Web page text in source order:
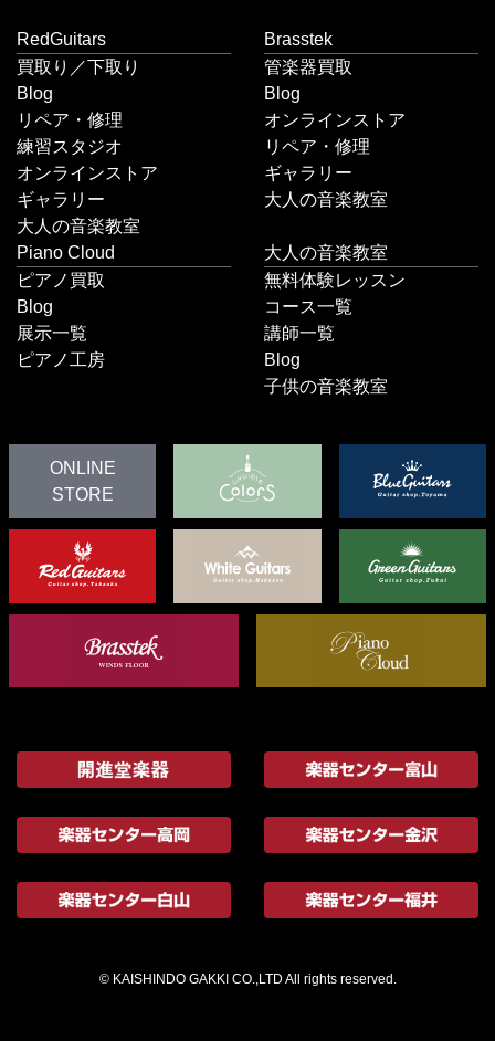
RedGuitars
買取り／下取り
Blog
リペア・修理
練習スタジオ
オンラインストア
ギャラリー
大人の音楽教室
Brasstek
管楽器買取
Blog
オンラインストア
リペア・修理
ギャラリー
大人の音楽教室
Piano Cloud
ピアノ買取
Blog
展示一覧
ピアノ工房
大人の音楽教室
無料体験レッスン
コース一覧
講師一覧
Blog
子供の音楽教室
ONLINE
STORE
© KAISHINDO GAKKI CO.,LTD All rights reserved.